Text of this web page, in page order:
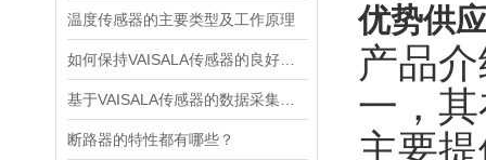
温度传感器的主要类型及工作原理
断路器的特性都有哪些？
优势供
产品
一，
主要